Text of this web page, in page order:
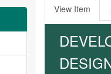
View Item